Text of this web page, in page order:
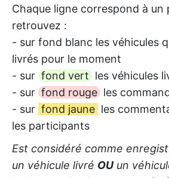
Chaque ligne correspond à un
retrouvez :
- sur fond blanc les véhicules
livrés pour le moment
- sur fond vert les véhicules
- sur fond rouge les
- sur fond jaune les
les participants
Est considéré comme
un véhicule livré OUun